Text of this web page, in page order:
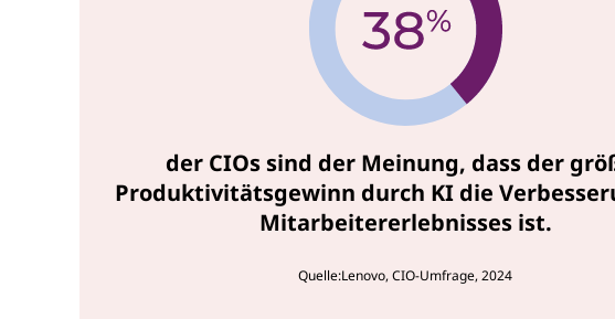
der CIOs sind der Meinung, dass der
Produktivitätsgewinn durch KI die
Mitarbeitererlebnisses ist.
Quelle:Lenovo, CIO-Umfrage, 2024